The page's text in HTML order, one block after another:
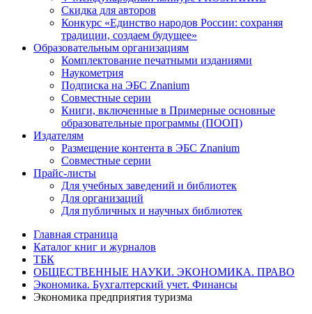
Скидка для авторов
Конкурс «Единство народов России: сохраняя
традиции, создаем будущее»
Образовательным организациям
Комплектование печатными изданиями
Наукометрия
Подписка на ЭБС Znanium
Совместные серии
Книги, включенные в Примерные основные
образовательные программы (ПООП)
Издателям
Размещение контента в ЭБС Znanium
Совместные серии
Прайс-листы
Для учебных заведений и библиотек
Для организаций
Для публичных и научных библиотек
Главная страница
Каталог книг и журналов
ТБК
ОБЩЕСТВЕННЫЕ НАУКИ. ЭКОНОМИКА. ПРАВО
Экономика. Бухгалтерский учет. Финансы
Экономика предприятия туризма